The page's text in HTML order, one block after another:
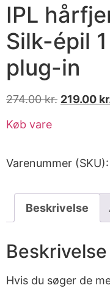
IPL
Silk-épil
plug-in
274.00kr. 219.00
Køb vare
Varenummer (SKU):
Beskrivelse
Beskrivelse
Hvis du søger de